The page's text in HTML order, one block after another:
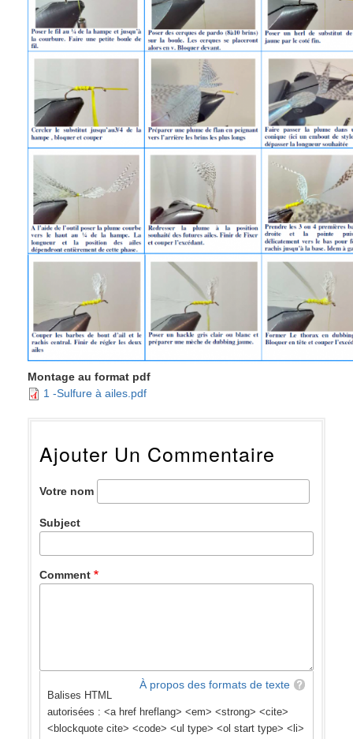
Montage au format pdf
1 -Sulfure à ailes.pdf
Ajouter Un Commentaire
Votre nom
Subject
Comment
À propos des formats de texte
Balises HTML
autorisées : <a href hreflang> <em> <strong> <cite>
<blockquote cite> <code> <ul type> <ol start type> <li>